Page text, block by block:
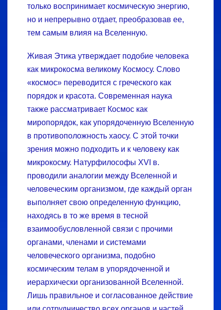
только воспринимает космическую энергию,
но и непрерывно отдает, преобразовав ее,
тем самым влияя на Вселенную.
Живая Этика утверждает подобие человека
как микрокосма великому Космосу. Слово
«космос» переводится с греческого как
порядок и красота. Современная наука
также рассматривает Космос как
миропорядок, как упорядоченную Вселенную
в противоположность хаосу. С этой точки
зрения можно подходить и к человеку как
микрокосму. Натурфилософы XVI в.
проводили аналогии между Вселенной и
человеческим организмом, где каждый орган
выполняет свою определенную функцию,
находясь в то же время в тесной
взаимообусловленной связи с прочими
органами, членами и системами
человеческого организма, подобно
космическим телам в упорядоченной и
иерархически организованной Вселенной.
Лишь правильное и согласованное действие